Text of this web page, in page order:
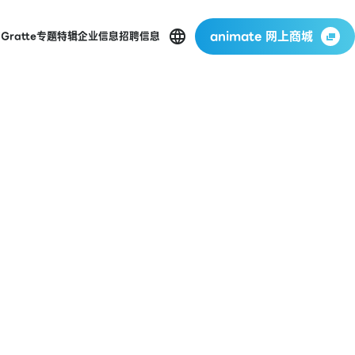
Gratte专题特辑企业信息招聘信息 animate 网上商城